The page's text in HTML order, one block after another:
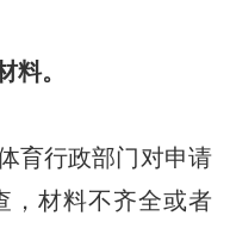
料。
育行政部门对申请
，材料不齐全或者